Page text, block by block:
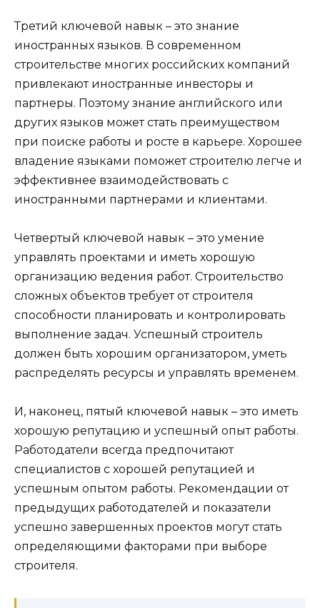
Третий ключевой навык – это знание
иностранных языков. В современном
строительстве многих российских компаний
привлекают иностранные инвесторы и
партнеры. Поэтому знание английского или
других языков может стать преимуществом
при поиске работы и росте в карьере. Хорошее
владение языками поможет строителю легче и
эффективнее взаимодействовать с
иностранными партнерами и клиентами.
Четвертый ключевой навык – это умение
управлять проектами и иметь хорошую
организацию ведения работ. Строительство
сложных объектов требует от строителя
способности планировать и контролировать
выполнение задач. Успешный строитель
должен быть хорошим организатором, уметь
распределять ресурсы и управлять временем.
И, наконец, пятый ключевой навык – это иметь
хорошую репутацию и успешный опыт работы.
Работодатели всегда предпочитают
специалистов с хорошей репутацией и
успешным опытом работы. Рекомендации от
предыдущих работодателей и показатели
успешно завершенных проектов могут стать
определяющими факторами при выборе
строителя.